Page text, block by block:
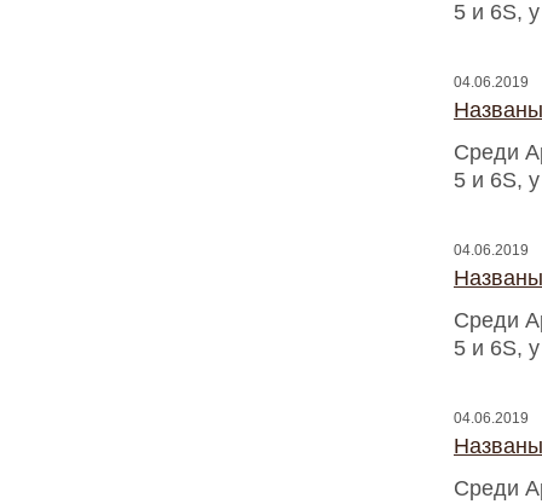
5 и 6S,
04.06.2019
Среди
5 и 6S,
04.06.2019
Среди
5 и 6S,
04.06.2019
Среди